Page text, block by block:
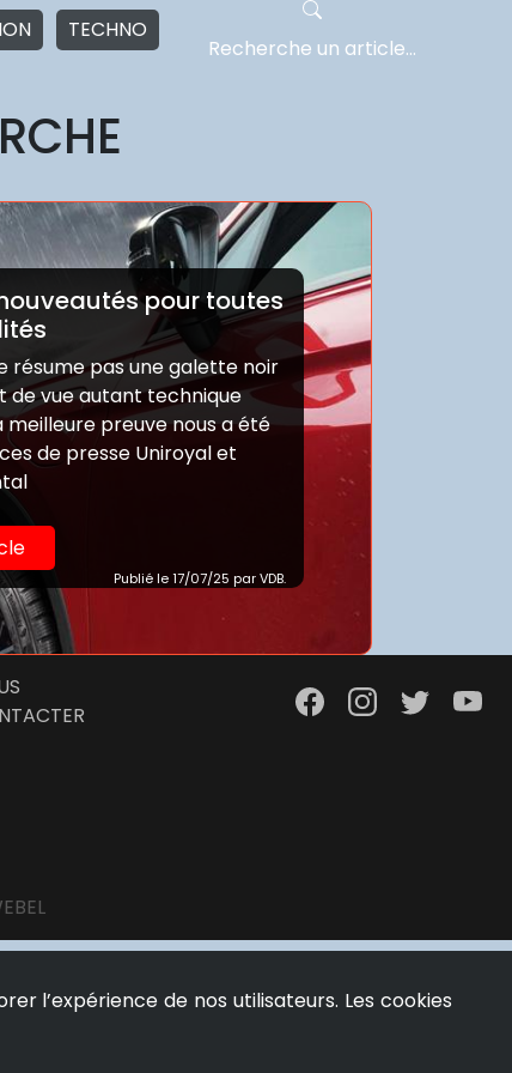
TECHNO
pour toutes
résume pas une galette noir
de vue autant technique
meilleure preuve nous a été
de presse Uniroyal et
Publié le 17/07/25 par VDB.
l’expérience de nos utilisateurs. Les cookies